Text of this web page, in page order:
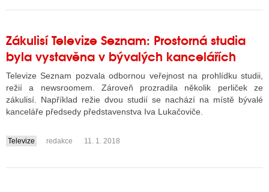
Zákulisí Televize Seznam: Prostorná studia
byla vystavěna v bývalých kancelářích
Televize Seznam pozvala odbornou veřejnost na prohlídku studii,
režií a newsroomem. Zároveň prozradila několik perliček ze
zákulisí. Například režie dvou studií se nachází na místě bývalé
kanceláře předsedy představenstva Iva Lukačoviče.
....
Televize redakce 11. 1. 2018